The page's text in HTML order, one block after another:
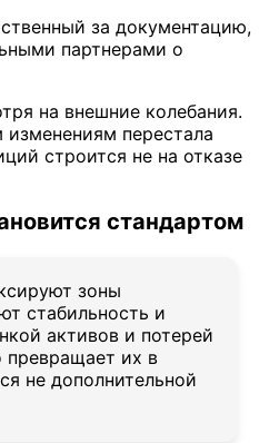
за документацию,
партнерами о
на внешние колебания.
перестала
строится не на отказе
стандартом
зоны
стабильность и
активов и потерей
превращает их в
не дополнительной